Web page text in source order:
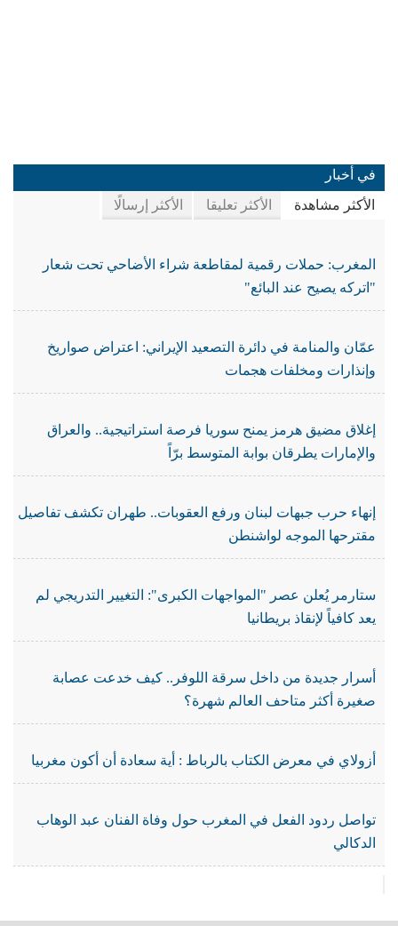
في أخبار
الأكثر مشاهدة الأكثر تعليقا الأكثر إرسالًا
المغرب: حملات رقمية لمقاطعة شراء الأضاحي تحت شعار
"اتركه يصيح عند البائع"
عمّان والمنامة في دائرة التصعيد الإيراني: اعتراض صواريخ
وإنذارات ومخلفات هجمات
إغلاق مضيق هرمز يمنح سوريا فرصة استراتيجية.. والعراق
والإمارات يطرقان بوابة المتوسط برّاً
إنهاء حرب جبهات لبنان ورفع العقوبات.. طهران تكشف تفاصيل
مقترحها الموجه لواشنطن
ستارمر يُعلن عصر "المواجهات الكبرى": التغيير التدريجي لم
يعد كافياً لإنقاذ بريطانيا
أسرار جديدة من داخل سرقة اللوفر.. كيف خدعت عصابة
صغيرة أكثر متاحف العالم شهرة؟
أزولاي في معرض الكتاب بالرباط : أية سعادة أن أكون مغربيا
تواصل ردود الفعل في المغرب حول وفاة الفنان عبد الوهاب
الدكالي